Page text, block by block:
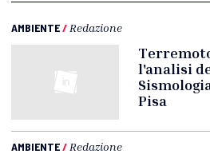
AMBIENTE/ Redazione
l'analisi
Pisa
AMBIENTE/ Redazione